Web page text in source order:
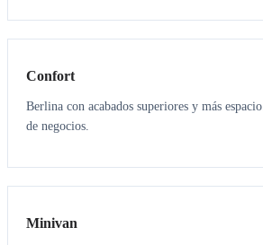
3 3
Confort
Berlina con acabados superiores y más
de negocios.
6 5
Minivan